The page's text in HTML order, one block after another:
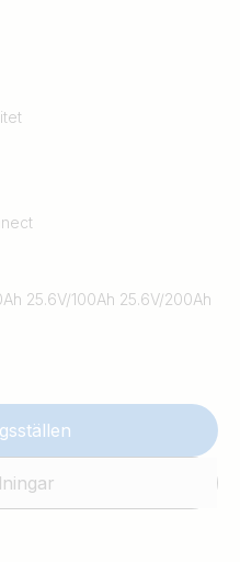
25.6V/100Ah 25.6V/200Ah